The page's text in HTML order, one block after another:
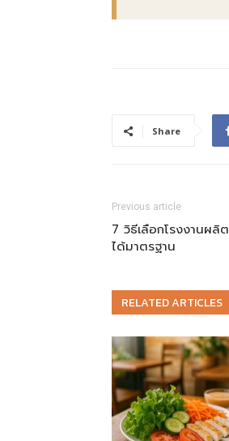
Share
Previous article
7 วิธีเลือกโรงงานผลิ
ได้มาตรฐาน
RELATED ARTICLES